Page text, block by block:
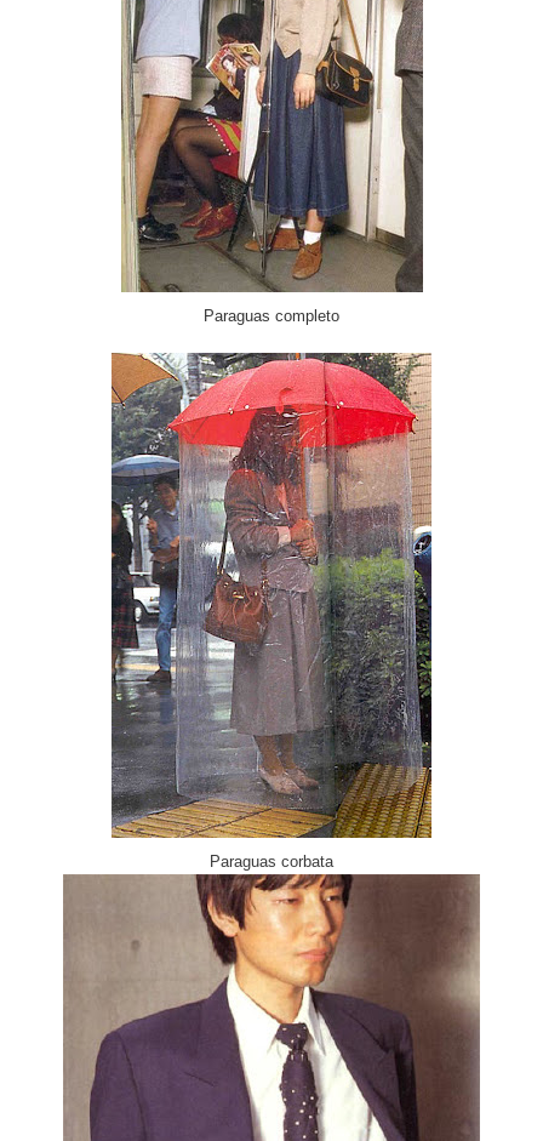
Paraguas completo
Paraguas corbata